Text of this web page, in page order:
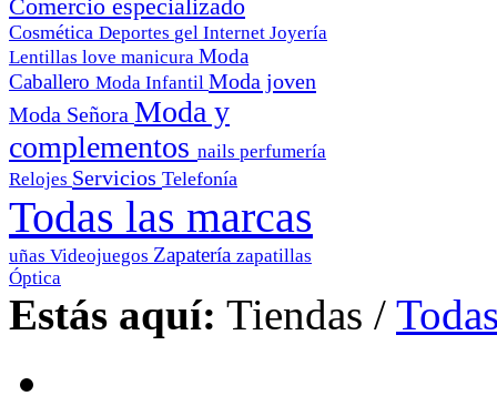
Comercio especializado
Cosmética Deportes gel Internet Joyería
Lentillas love manicura Moda
Caballero Moda Infantil Moda joven
Moda Señora Moda y
complementos nails perfumería
Relojes Servicios Telefonía
Todas las marcas
uñas Videojuegos Zapatería zapatillas
Óptica
Estás aquí: Tiendas /